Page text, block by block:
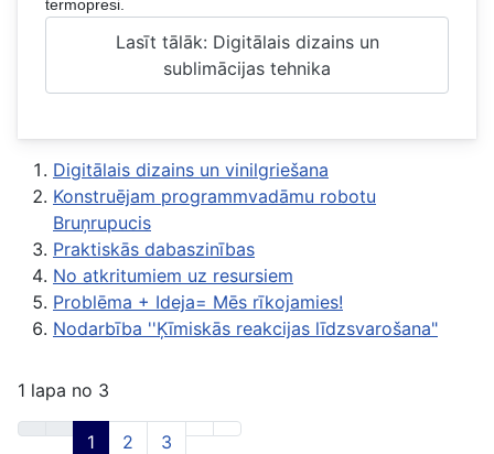
termopresi.
Lasīt tālāk: Digitālais dizains un
sublimācijas tehnika
Digitālais dizains un vinilgriešana
Konstruējam programmvadāmu robotu
Bruņrupucis
Praktiskās dabaszinības
No atkritumiem uz resursiem
Problēma + Ideja= Mēs rīkojamies!
Nodarbība ''Ķīmiskās reakcijas līdzsvarošana"
1 lapa no 3
1 2 3